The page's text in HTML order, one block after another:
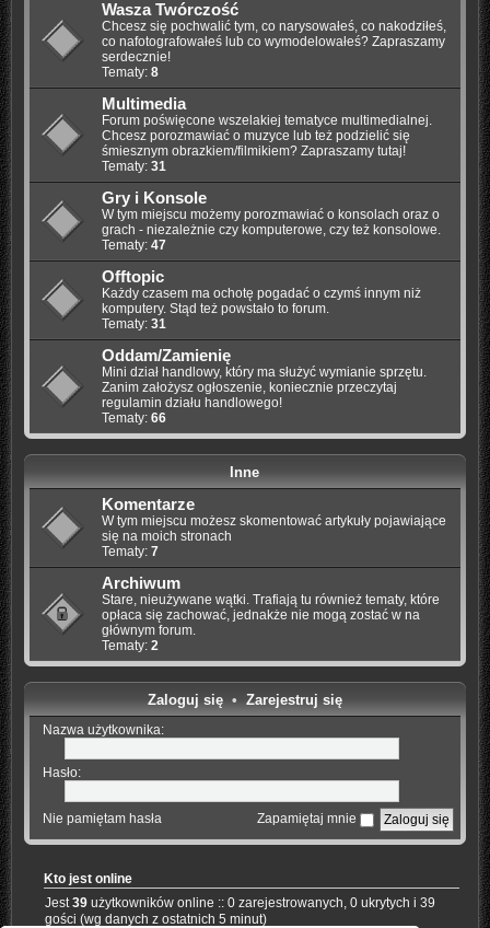
Wasza Twórczość
Chcesz się pochwalić tym, co narysowałeś, co nakodziłeś,
co nafotografowałeś lub co wymodelowałeś? Zapraszamy
serdecznie!
Tematy: 8
Multimedia
Forum poświęcone wszelakiej tematyce multimedialnej.
Chcesz porozmawiać o muzyce lub też podzielić się
śmiesznym obrazkiem/filmikiem? Zapraszamy tutaj!
Tematy: 31
Gry i Konsole
W tym miejscu możemy porozmawiać o konsolach oraz o
grach - niezależnie czy komputerowe, czy też konsolowe.
Tematy: 47
Offtopic
Każdy czasem ma ochotę pogadać o czymś innym niż
komputery. Stąd też powstało to forum.
Tematy: 31
Oddam/Zamienię
Mini dział handlowy, który ma służyć wymianie sprzętu.
Zanim założysz ogłoszenie, koniecznie przeczytaj
regulamin działu handlowego!
Tematy: 66
Inne
Komentarze
W tym miejscu możesz skomentować artykuły pojawiające
się na moich stronach
Tematy: 7
Archiwum
Stare, nieużywane wątki. Trafiają tu również tematy, które
opłaca się zachować, jednakże nie mogą zostać w na
głównym forum.
Tematy: 2
Zaloguj się• Zarejestruj się
Nazwa użytkownika:
Hasło:
Nie pamiętam hasła Zapamiętaj mnie
Kto jest online
Jest39 użytkowników online :: 0 zarejestrowanych, 0 ukrytych i 39
gości (wg danych z ostatnich 5 minut)